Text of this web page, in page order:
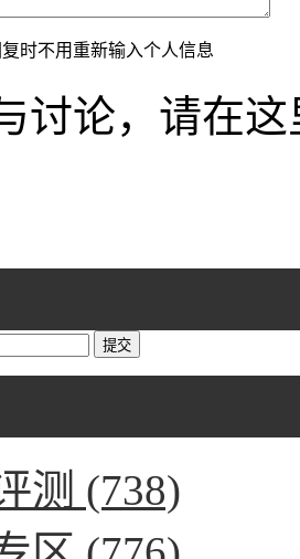
时不用重新输入个人信息
讨论，请在这
测 (738)